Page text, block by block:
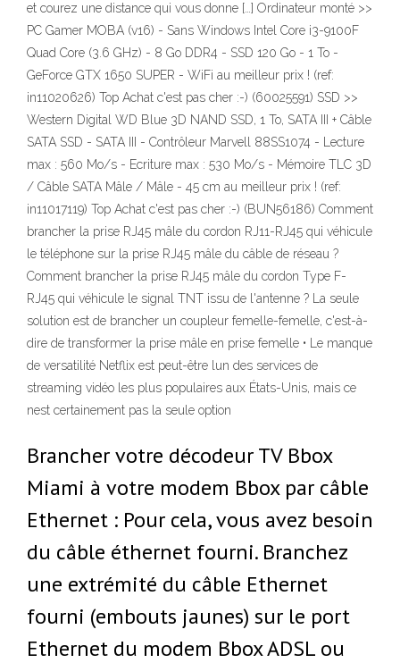
et courez une distance qui vous donne […] Ordinateur monté >>
PC Gamer MOBA (v16) - Sans Windows Intel Core i3-9100F
Quad Core (3.6 GHz) - 8 Go DDR4 - SSD 120 Go - 1 To -
GeForce GTX 1650 SUPER - WiFi au meilleur prix ! (ref:
in11020626) Top Achat c'est pas cher :-) (60025591) SSD >>
Western Digital WD Blue 3D NAND SSD, 1 To, SATA III + Câble
SATA SSD - SATA III - Contrôleur Marvell 88SS1074 - Lecture
max : 560 Mo/s - Ecriture max : 530 Mo/s - Mémoire TLC 3D
/ Câble SATA Mâle / Mâle - 45 cm au meilleur prix ! (ref:
in11017119) Top Achat c'est pas cher :-) (BUN56186) Comment
brancher la prise RJ45 mâle du cordon RJ11-RJ45 qui véhicule
le téléphone sur la prise RJ45 mâle du câble de réseau ?
Comment brancher la prise RJ45 mâle du cordon Type F-
RJ45 qui véhicule le signal TNT issu de l'antenne ? La seule
solution est de brancher un coupleur femelle-femelle, c'est-à-
dire de transformer la prise mâle en prise femelle • Le manque
de versatilité Netflix est peut-être lun des services de
streaming vidéo les plus populaires aux États-Unis, mais ce
nest certainement pas la seule option
Brancher votre décodeur TV Bbox
Miami à votre modem Bbox par câble
Ethernet : Pour cela, vous avez besoin
du câble éthernet fourni. Branchez
une extrémité du câble Ethernet
fourni (embouts jaunes) sur le port
Ethernet du modem Bbox ADSL ou